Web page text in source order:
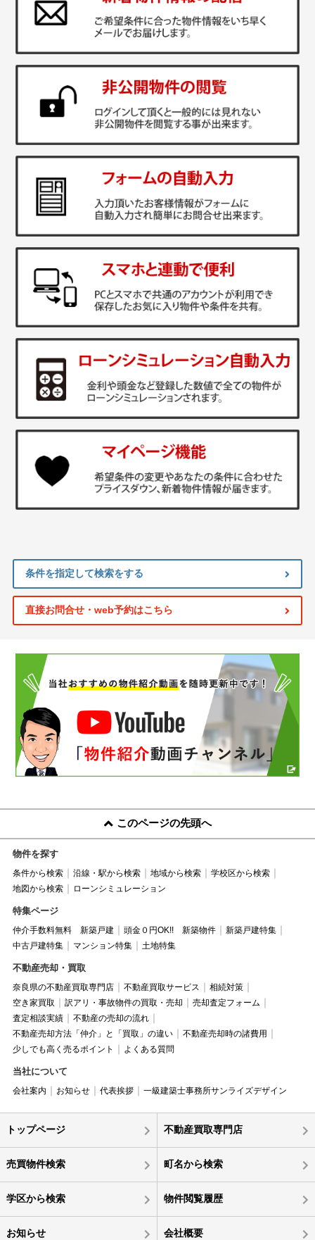
条件を指定して検索をする
直接お問合せ・web予約はこちら
このページの先頭へ
物件を探す
条件から検索 沿線・駅から検索 地域から検索
学校区から検索
地図から検索
ローンシミュレーション
特集ページ
仲介手数料無料 新築戸建 頭金０円OK!! 新築物件
新築戸建特集
中古戸建特集
マンション特集 土地特集
不動産売却・買取
奈良県の不動産買取専門店 不動産買取サービス
相続対策
空き家買取
訳アリ・事故物件の買取・売却
売却査定フォーム
査定相談実績
不動産の売却の流れ
不動産売却方法「仲介」と「買取」の違い
不動産売却時の諸費用
少しでも高く売るポイント
よくある質問
当社について
会社案内 お知らせ 代表挨拶 一級建築士事務所サンライズデザイン
トップページ 不動産買取専門店
売買物件検索 町名から検索
学区から検索 物件閲覧履歴
お知らせ 会社概要